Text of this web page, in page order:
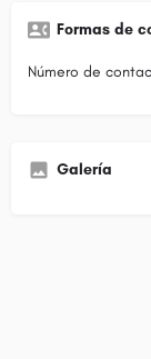
Formas de
Número de
Galería